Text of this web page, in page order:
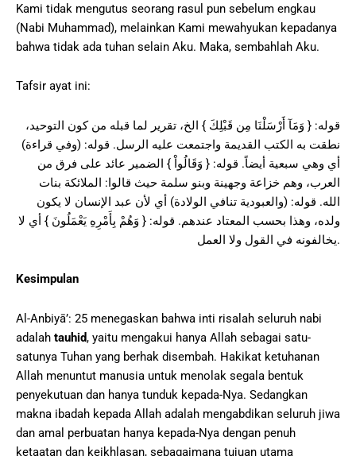
Kami tidak mengutus seorang rasul pun sebelum engkau
(Nabi Muhammad), melainkan Kami mewahyukan kepadanya
bahwa tidak ada tuhan selain Aku. Maka, sembahlah Aku.
Tafsir ayat ini:
قوله: { وَمَآ أَرْسَلْنَا مِن قَبْلِكَ } الخ، تقرير لما قبله من كون التوحيد،
نطقت به الكتب القديمة واجتمعت عليه الرسل. قوله: (وفي قراءة)
أي وهي سبعية أيضاً. قوله: { وَقَالُواْ } الضمير عائد على فرق من
العرب، وهم خزاعة وجهينة وبنو سلمة حيث قالوا: الملائكة بنات
الله. قوله: (والعبودية تنافي الولادة) أي لأن عبد الإنسان لا يكون
ولده، وهذا بحسب المعتاد عندهم. قوله: { وَهُمْ بِأَمْرِهِ يَعْمَلُونَ } أي لا
يخالفونه في القول ولا العمل.
Kesimpulan
Al-Anbiyā’: 25 menegaskan bahwa inti risalah seluruh nabi
adalah tauhid, yaitu mengakui hanya Allah sebagai satu-
satunya Tuhan yang berhak disembah. Hakikat ketuhanan
Allah menuntut manusia untuk menolak segala bentuk
penyekutuan dan hanya tunduk kepada-Nya. Sedangkan
makna ibadah kepada Allah adalah mengabdikan seluruh jiwa
dan amal perbuatan hanya kepada-Nya dengan penuh
ketaatan dan keikhlasan, sebagaimana tujuan utama